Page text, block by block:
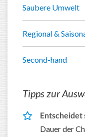
Saubere Umwelt
Regional &
Second-hand
Tipps zur
Entscheidet
Dauer der